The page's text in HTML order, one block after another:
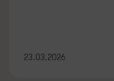
23.03.2026